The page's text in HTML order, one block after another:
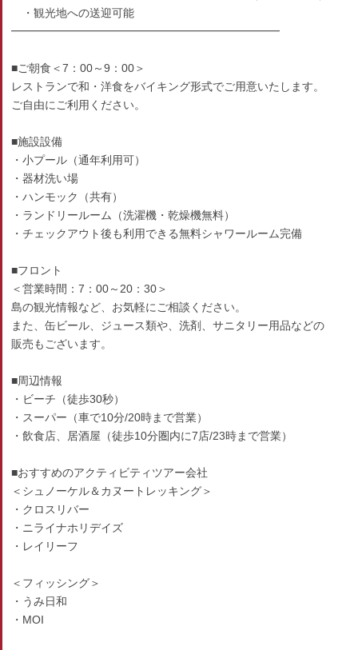
・観光地への送迎可能
━━━━━━━━━━━━━━━━━━━━━━━━
■ご朝食＜7：00～9：00＞
レストランで和・洋食をバイキング形式でご用意いたします。
ご自由にご利用ください。
■施設設備
・小プール（通年利用可）
・器材洗い場
・ハンモック（共有）
・ランドリールーム（洗濯機・乾燥機無料）
・チェックアウト後も利用できる無料シャワールーム完備
■フロント
＜営業時間：7：00～20：30＞
島の観光情報など、お気軽にご相談ください。
また、缶ビール、ジュース類や、洗剤、サニタリー用品などの
販売もございます。
■周辺情報
・ビーチ（徒歩30秒）
・スーパー（車で10分/20時まで営業）
・飲食店、居酒屋（徒歩10分圏内に7店/23時まで営業）
■おすすめのアクティビティツアー会社
＜シュノーケル＆カヌートレッキング＞
・クロスリバー
・ニライナホリデイズ
・レイリーフ
＜フィッシング＞
・うみ日和
・MOI